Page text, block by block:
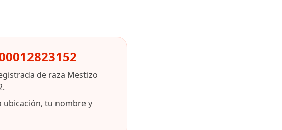
de raza Mestizo
ubicación, tu nombre y